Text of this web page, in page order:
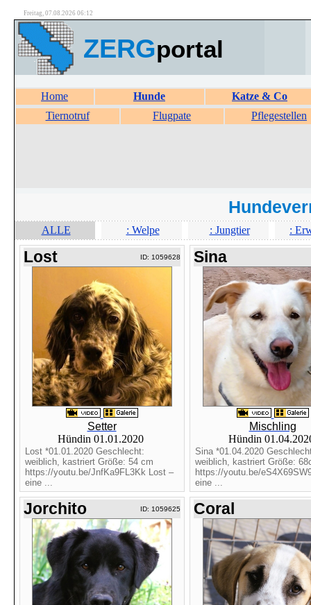
Freitag, 07.08.2026 06:12
ZERGportal
Home Hunde
Katze & Co
Tiernotruf
Flugpate Pflegestellen
ALLE : Welpe : Jungtier :
Lost ID: 1059628
Setter
Hündin 01.01.2020
Lost *01.01.2020 Geschlecht:
weiblich, kastriert Größe: 54 cm
https://youtu.be/JnfKa9FL3Kk Lost –
eine ...
Sina
Mischling
Hündin
Sina *01.04.2020
weiblich, kastriert Größe:
https://youtu.be/
eine ...
Jorchito ID: 1059625 Coral